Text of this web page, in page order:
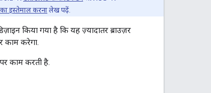
का इस्तेमाल करनालेख पढ़ें.
किया गया है कि यह ज़्यादातर ब्राउज़र
काम करेगा.
काम करती है.